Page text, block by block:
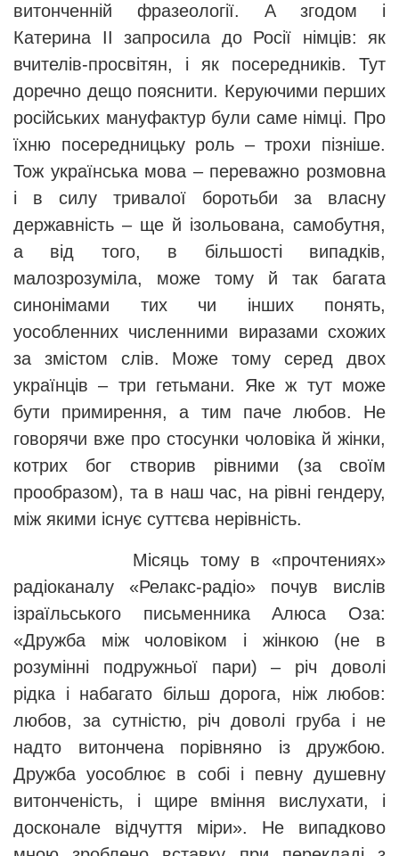
витонченній фразеології. А згодом і
Катерина ІІ запросила до Росії німців: як
вчителів-просвітян, і як посередників. Тут
доречно дещо пояснити. Керуючими перших
російських мануфактур були саме німці. Про
їхню посередницьку роль – трохи пізніше.
Тож українська мова – переважно розмовна
і в силу тривалої боротьби за власну
державність – ще й ізольована, самобутня,
а від того, в більшості випадків,
малозрозуміла, може тому й так багата
синонімами тих чи інших понять,
уособленних численними виразами схожих
за змістом слів. Може тому серед двох
українців – три гетьмани. Яке ж тут може
бути примирення, а тим паче любов. Не
говорячи вже про стосунки чоловіка й жінки,
котрих бог створив рівними (за своїм
прообразом), та в наш час, на рівні гендеру,
між якими існує суттєва нерівність.
Місяць тому в «прочтениях»
радіоканалу «Релакс-радіо» почув вислів
ізраїльського письменника Алюса Оза:
«Дружба між чоловіком і жінкою (не в
розумінні подружньої пари) – річ доволі
рідка і набагато більш дорога, ніж любов:
любов, за сутністю, річ доволі груба і не
надто витончена порівняно із дружбою.
Дружба уособлює в собі і певну душевну
витонченість, і щире вміння вислухати, і
досконале відчуття міри». Не випадково